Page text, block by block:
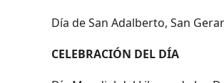
Día de San Adalberto, San
CELEBRACIÓN DEL DÍA